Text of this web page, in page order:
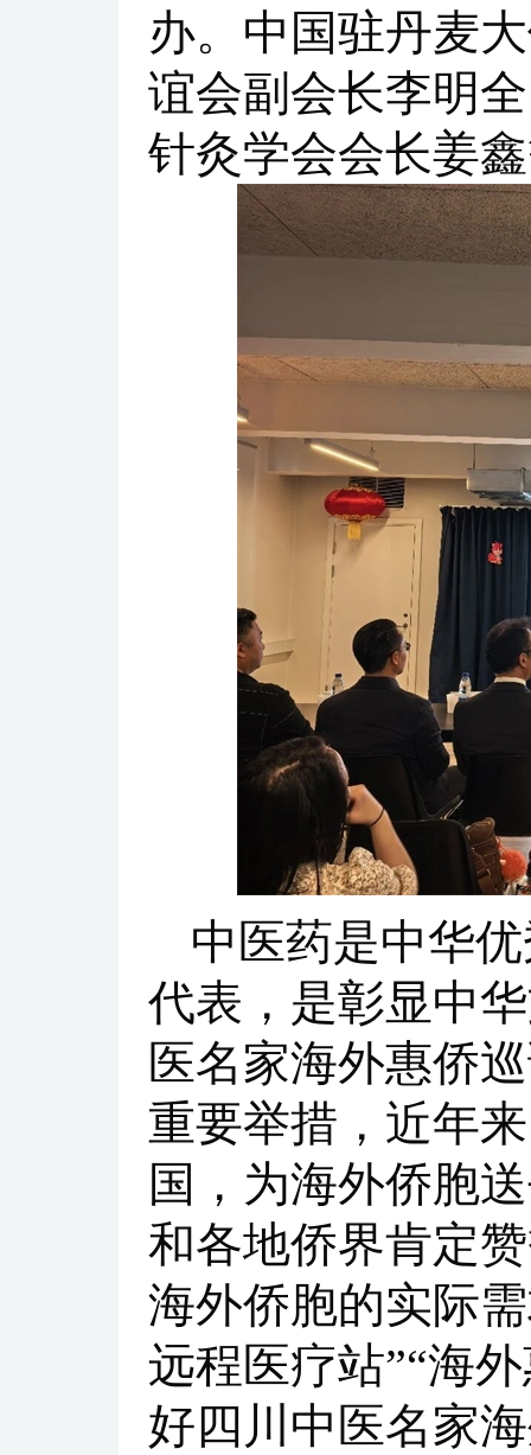
办。中国驻丹麦
谊会副会长李明
针灸学会会长姜
中医药是中华
代表，是彰显中
医名家海外惠侨
重要举措，近年
国，为海外侨胞
和各地侨界肯定
海外侨胞的实际
远程医疗站”“海
好四川中医名家